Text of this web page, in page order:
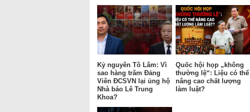
Kỷ nguyên Tô Lâm: Vì
sao hàng trăm Đảng
Viên ĐCSVN lại ủng hộ
Nhà báo Lê Trung
Khoa?
Quốc hội họp „không
thường lệ“: Liệu có thể
nâng cao chất lượng
làm luật?